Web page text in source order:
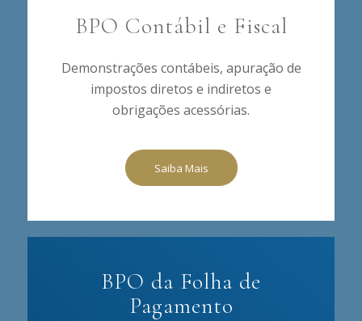
BPO Contábil e Fiscal
Demonstrações contábeis, apuração de
impostos diretos e indiretos e
obrigações acessórias.
Saiba Mais
BPO da Folha de
Pagamento